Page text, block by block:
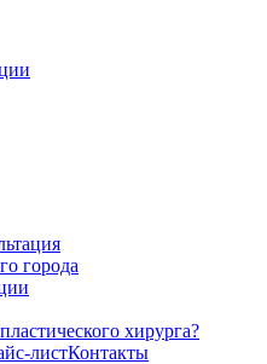
города
хирурга?
листКонтакты